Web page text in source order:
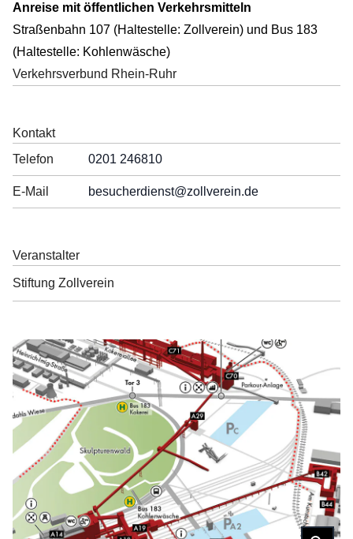
Anreise mit öffentlichen Verkehrsmitteln
Straßenbahn 107 (Haltestelle: Zollverein) und Bus 183
(Haltestelle: Kohlenwäsche)
Verkehrsverbund Rhein-Ruhr
Kontakt
Telefon
0201 246810
E-Mail besucherdienst@zollverein.de
Veranstalter
Stiftung Zollverein